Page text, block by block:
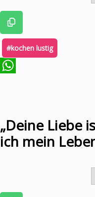
#kochen lustig
„Deine Liebe
ich mein